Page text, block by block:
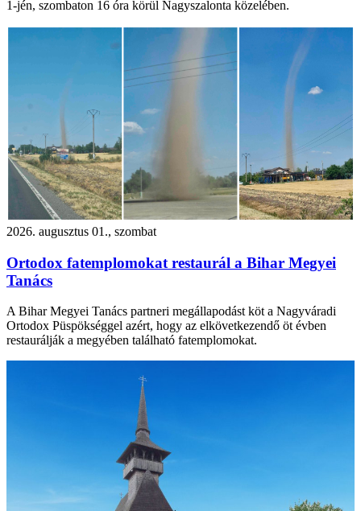
1-jén, szombaton 16 óra körül Nagyszalonta közelében.
2026. augusztus 01., szombat
Ortodox fatemplomokat restaurál a Bihar Megyei
Tanács
A Bihar Megyei Tanács partneri megállapodást köt a Nagyváradi
Ortodox Püspökséggel azért, hogy az elkövetkezendő öt évben
restaurálják a megyében található fatemplomokat.